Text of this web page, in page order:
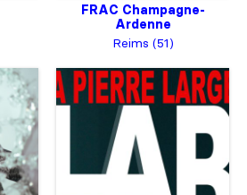
FRAC Champagne-
Ardenne
Reims (51)